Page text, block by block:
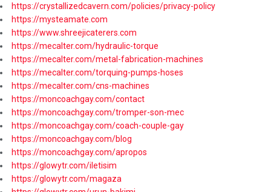
https://crystallizedcavern.com/policies/privacy-policy
https://mysteamate.com
https://www.shreejicaterers.com
https://mecalter.com/hydraulic-torque
https://mecalter.com/metal-fabrication-machines
https://mecalter.com/torquing-pumps-hoses
https://mecalter.com/cns-machines
https://moncoachgay.com/contact
https://moncoachgay.com/tromper-son-mec
https://moncoachgay.com/coach-couple-gay
https://moncoachgay.com/blog
https://moncoachgay.com/apropos
https://glowytr.com/iletisim
https://glowytr.com/magaza